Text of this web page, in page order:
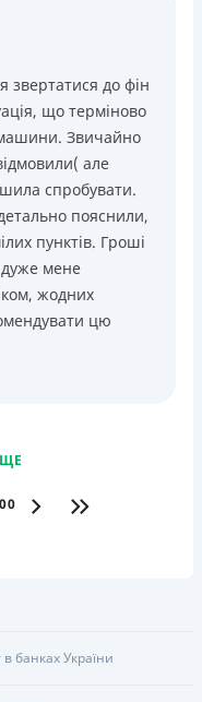
звертатися до фін
що терміново
Звичайно
але
спробувати.
пояснили,
пунктів. Гроші
мене
жодних
цю
банках України